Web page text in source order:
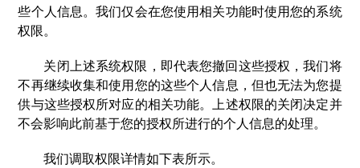
些个人信息。我们仅会在您使用相关功能时使用您的系统
权限。
关闭上述系统权限，即代表您撤回这些授权，我们将
不再继续收集和使用您的这些个人信息，但也无法为您提
供与这些授权所对应的相关功能。上述权限的关闭决定并
不会影响此前基于您的授权所进行的个人信息的处理。
我们调取权限详情如下表所示。